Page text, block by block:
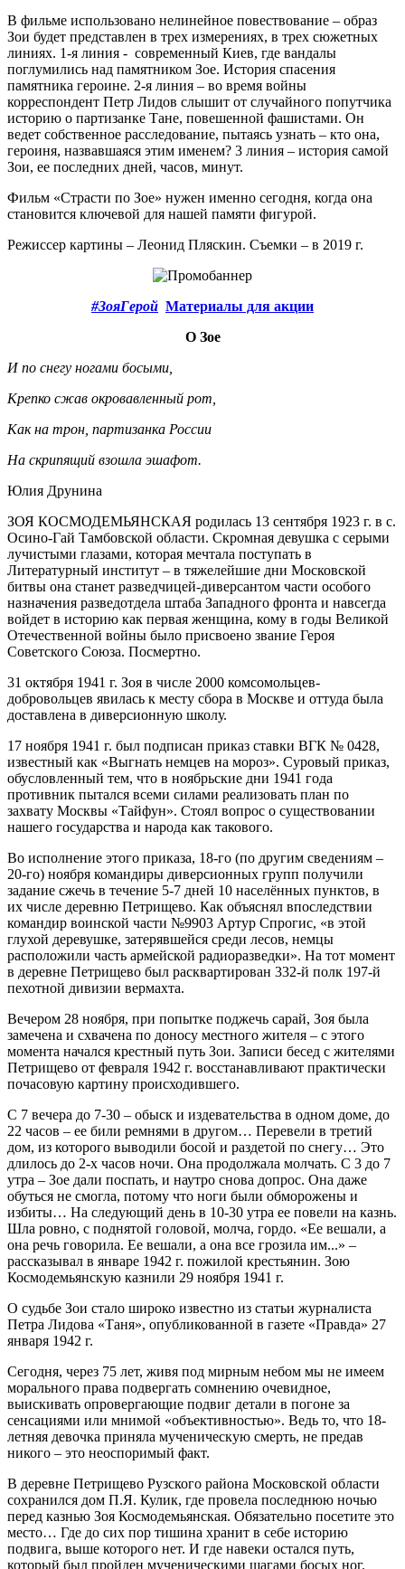
В фильме использовано нелинейное повествование – образ
Зои будет представлен в трех измерениях, в трех сюжетных
линиях. 1-я линия - современный Киев, где вандалы
поглумились над памятником Зое. История спасения
памятника героине. 2-я линия – во время войны
корреспондент Петр Лидов слышит от случайного попутчика
историю о партизанке Тане, повешенной фашистами. Он
ведет собственное расследование, пытаясь узнать – кто она,
героиня, назвавшаяся этим именем? 3 линия – история самой
Зои, ее последних дней, часов, минут.
Фильм «Страсти по Зое» нужен именно сегодня, когда она
становится ключевой для нашей памяти фигурой.
Режиссер картины – Леонид Пляскин. Съемки – в 2019 г.
#ЗояГерой Материалы для акции
О Зое
И по снегу ногами босыми,
Крепко сжав окровавленный рот,
Как на трон, партизанка России
На скрипящий взошла эшафот.
Юлия Друнина
ЗОЯ КОСМОДЕМЬЯНСКАЯ родилась 13 сентября 1923 г. в с.
Осино-Гай Тамбовской области. Скромная девушка с серыми
лучистыми глазами, которая мечтала поступать в
Литературный институт – в тяжелейшие дни Московской
битвы она станет разведчицей-диверсантом части особого
назначения разведотдела штаба Западного фронта и навсегда
войдет в историю как первая женщина, кому в годы Великой
Отечественной войны было присвоено звание Героя
Советского Союза. Посмертно.
31 октября 1941 г. Зоя в числе 2000 комсомольцев-
добровольцев явилась к месту сбора в Москве и оттуда была
доставлена в диверсионную школу.
17 ноября 1941 г. был подписан приказ ставки ВГК № 0428,
известный как «Выгнать немцев на мороз». Суровый приказ,
обусловленный тем, что в ноябрьские дни 1941 года
противник пытался всеми силами реализовать план по
захвату Москвы «Тайфун». Стоял вопрос о существовании
нашего государства и народа как такового.
Во исполнение этого приказа, 18-го (по другим сведениям –
20-го) ноября командиры диверсионных групп получили
задание сжечь в течение 5-7 дней 10 населённых пунктов, в
их числе деревню Петрищево. Как объяснял впоследствии
командир воинской части №9903 Артур Спрогис, «в этой
глухой деревушке, затерявшейся среди лесов, немцы
расположили часть армейской радиоразведки». На тот момент
в деревне Петрищево был расквартирован 332-й полк 197-й
пехотной дивизии вермахта.
Вечером 28 ноября, при попытке поджечь сарай, Зоя была
замечена и схвачена по доносу местного жителя – с этого
момента начался крестный путь Зои. Записи бесед с жителями
Петрищево от февраля 1942 г. восстанавливают практически
почасовую картину происходившего.
С 7 вечера до 7-30 – обыск и издевательства в одном доме, до
22 часов – ее били ремнями в другом… Перевели в третий
дом, из которого выводили босой и раздетой по снегу… Это
длилось до 2-х часов ночи. Она продолжала молчать. С 3 до 7
утра – Зое дали поспать, и наутро снова допрос. Она даже
обуться не смогла, потому что ноги были обморожены и
избиты… На следующий день в 10-30 утра ее повели на казнь.
Шла ровно, с поднятой головой, молча, гордо. «Ее вешали, а
она речь говорила. Ее вешали, а она все грозила им...» –
рассказывал в январе 1942 г. пожилой крестьянин. Зою
Космодемьянскую казнили 29 ноября 1941 г.
О судьбе Зои стало широко известно из статьи журналиста
Петра Лидова «Таня», опубликованной в газете «Правда» 27
января 1942 г.
Сегодня, через 75 лет, живя под мирным небом мы не имеем
морального права подвергать сомнению очевидное,
выискивать опровергающие подвиг детали в погоне за
сенсациями или мнимой «объективностью». Ведь то, что 18-
летняя девочка приняла мученическую смерть, не предав
никого – это неоспоримый факт.
В деревне Петрищево Рузского района Московской области
сохранился дом П.Я. Кулик, где провела последнюю ночью
перед казнью Зоя Космодемьянская. Обязательно посетите это
место… Где до сих пор тишина хранит в себе историю
подвига, выше которого нет. И где навеки остался путь,
который был пройден мученическими шагами босых ног.